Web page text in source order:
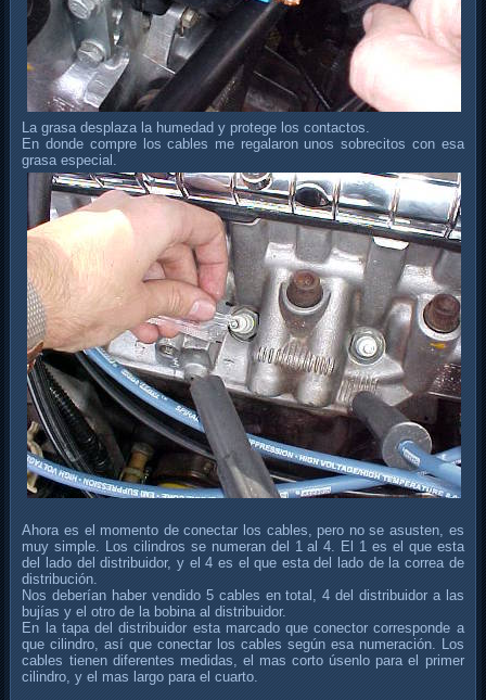
La grasa desplaza la humedad y protege los contactos.
En donde compre los cables me regalaron unos sobrecitos con esa
grasa especial.
Ahora es el momento de conectar los cables, pero no se asusten, es
muy simple. Los cilindros se numeran del 1 al 4. El 1 es el que esta
del lado del distribuidor, y el 4 es el que esta del lado de la correa de
distribución.
Nos deberían haber vendido 5 cables en total, 4 del distribuidor a las
bujías y el otro de la bobina al distribuidor.
En la tapa del distribuidor esta marcado que conector corresponde a
que cilindro, así que conectar los cables según esa numeración. Los
cables tienen diferentes medidas, el mas corto úsenlo para el primer
cilindro, y el mas largo para el cuarto.